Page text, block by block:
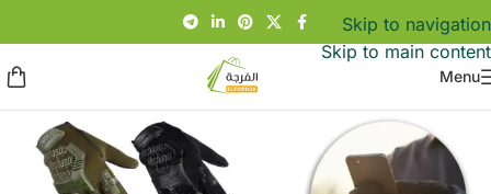
Skip to navigation
Skip to main content
Menu